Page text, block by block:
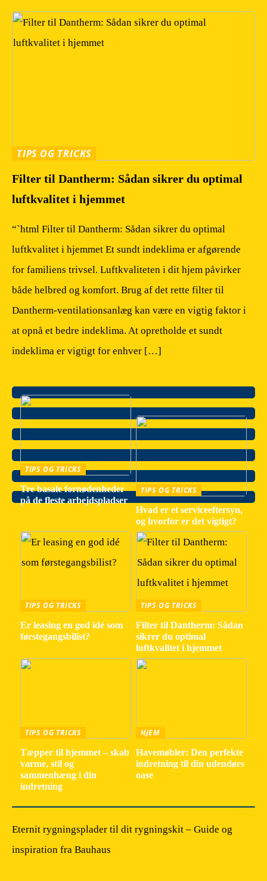
TIPS OG TRICKS
Filter til Dantherm: Sådan sikrer du optimal
luftkvalitet i hjemmet
“`html Filter til Dantherm: Sådan sikrer du optimal
luftkvalitet i hjemmet Et sundt indeklima er afgørende
for familiens trivsel. Luftkvaliteten i dit hjem påvirker
både helbred og komfort. Brug af det rette filter til
Dantherm-ventilationsanlæg kan være en vigtig faktor i
at opnå et bedre indeklima. At opretholde et sundt
indeklima er vigtigt for enhver […]
TIPS OG TRICKS
Tre basale fornødenheder
på de fleste arbejdspladser
TIPS OG TRICKS
Hvad er et serviceeftersyn,
og hvorfor er det vigtigt?
TIPS OG TRICKS
Er leasing en god idé som
førstegangsbilist?
TIPS OG TRICKS
Filter til Dantherm: Sådan
sikrer du optimal
luftkvalitet i hjemmet
TIPS OG TRICKS
Tæpper til hjemmet – skab
varme, stil og
sammenhæng i din
indretning
HJEM
Havemøbler: Den perfekte
indretning til din udendørs
oase
Eternit rygningsplader til dit rygningskit – Guide og
inspiration fra Bauhaus